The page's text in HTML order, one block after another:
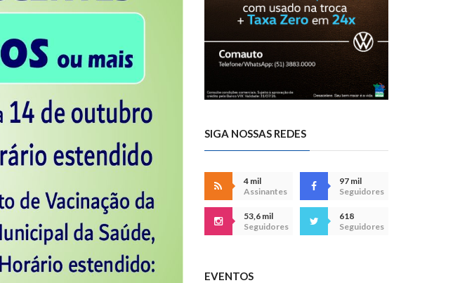
SIGA NOSSAS REDES
4 mil
Assinantes
97 mil
Seguidores
53,6 mil
Seguidores
618
Seguidores
EVENTOS